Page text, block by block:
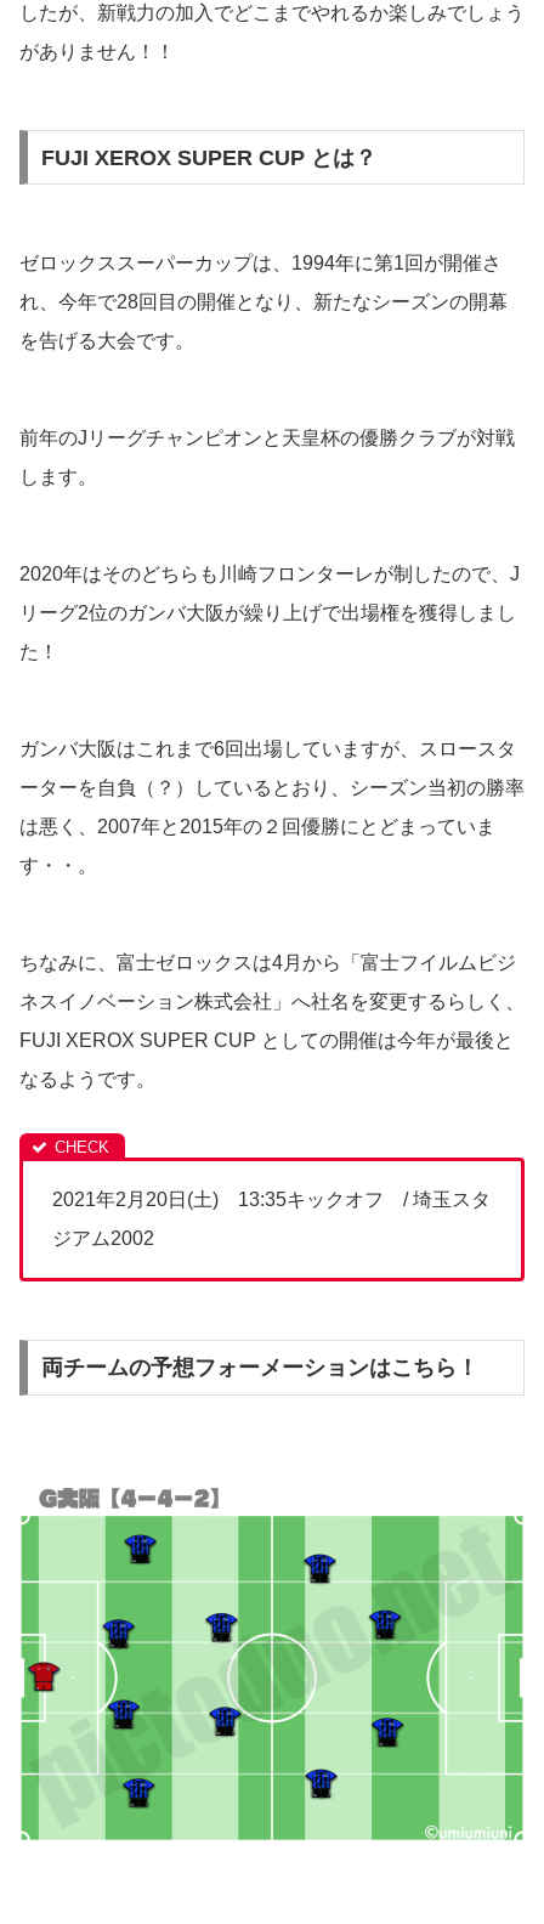
したが、新戦力の加入でどこまでやれるか楽しみでしょう
がありません！！
FUJI XEROX SUPER CUP とは？
ゼロックススーパーカップは、1994年に第1回が開催さ
れ、今年で28回目の開催となり、新たなシーズンの開幕
を告げる大会です。
前年のJリーグチャンピオンと天皇杯の優勝クラブが対戦
します。
2020年はそのどちらも川崎フロンターレが制したので、J
リーグ2位のガンバ大阪が繰り上げで出場権を獲得しまし
た！
ガンバ大阪はこれまで6回出場していますが、スロースタ
ーターを自負（？）しているとおり、シーズン当初の勝率
は悪く、2007年と2015年の２回優勝にとどまっていま
す・・。
ちなみに、富士ゼロックスは4月から「富士フイルムビジ
ネスイノベーション株式会社」へ社名を変更するらしく、
FUJI XEROX SUPER CUP としての開催は今年が最後と
なるようです。
2021年2月20日(土) 13:35キックオフ / 埼玉スタ
ジアム2002
両チームの予想フォーメーションはこちら！